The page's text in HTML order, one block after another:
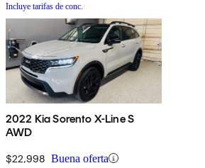
Incluye tarifas de conc.
2022 Kia Sorento X-Line S
AWD
$22,998 Buena oferta